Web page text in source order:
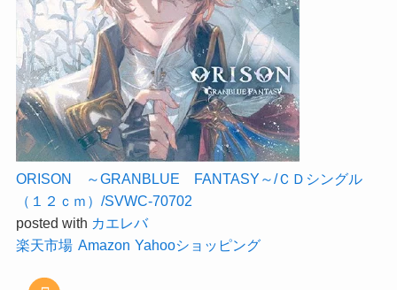
ORISON ～GRANBLUE FANTASY～/ＣＤシングル
（１２ｃｍ）/SVWC-70702
posted with カエレバ
楽天市場 Amazon Yahooショッピング